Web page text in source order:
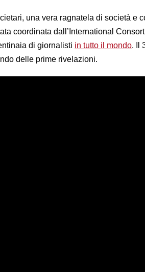
una vera ragnatela di società e
coordinata dall’International
di giornalisti in tutto il mondo. Il
delle prime rivelazioni.